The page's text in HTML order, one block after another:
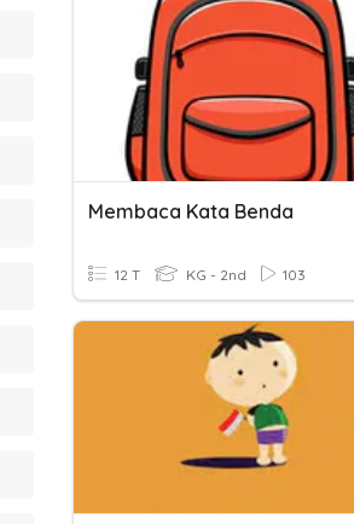
Membaca Kata Benda
12 T KG - 2nd 103